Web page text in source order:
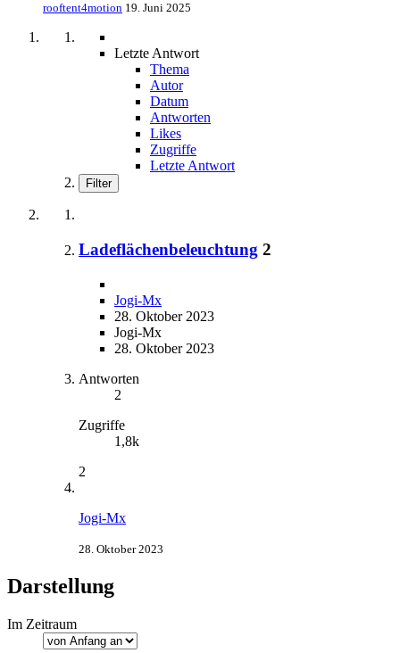
rooftent4motion 19. Juni 2025
Letzte Antwort
Thema
Autor
Datum
Antworten
Likes
Zugriffe
Letzte Antwort
Filter
Ladeflächenbeleuchtung 2
Jogi-Mx
28. Oktober 2023
Jogi-Mx
28. Oktober 2023
Antworten
2
Zugriffe
1,8k
2
Jogi-Mx
28. Oktober 2023
Darstellung
Im Zeitraum